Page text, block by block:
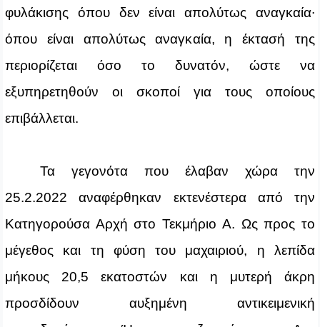
φυλάκισης όπου δεν είναι απολύτως αναγκαία∙
όπου είναι απολύτως αναγκαία, η έκτασή της
περιορίζεται όσο το δυνατόν, ώστε να
εξυπηρετηθούν οι σκοποί για τους οποίους
επιβάλλεται.
Τα γεγονότα που έλαβαν χώρα την
25.2.2022 αναφέρθηκαν εκτενέστερα από την
Κατηγορούσα Αρχήστο Τεκμήριο Α. Ως προς το
μέγεθος και τη φύση του μαχαιριού, η λεπίδα
μήκους 20,5 εκατοστών και η μυτερή άκρη
προσδίδουν αυξημένη αντικειμενική